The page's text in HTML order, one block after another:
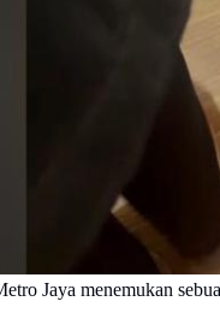
Jaya menemukan